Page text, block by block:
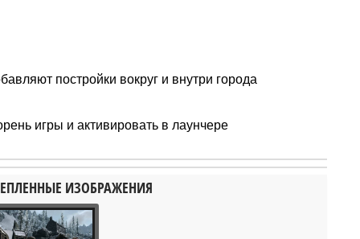
постройки вокруг и внутри города
игры и активировать в лаунчере
ИЗОБРАЖЕНИЯ